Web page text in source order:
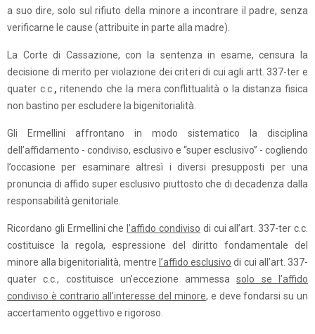
a suo dire, solo sul rifiuto della minore a incontrare il padre, senza
verificarne le cause (attribuite in parte alla madre).
La Corte di Cassazione, con la sentenza in esame, censura la
decisione di merito per violazione dei criteri di cui agli artt. 337-ter e
quater c.c. , ritenendo che la mera conflittualità o la distanza fisica
non bastino per escludere la bigenitorialità.
Gli Ermellini affrontano in modo sistematico la disciplina
dell’affidamento - condiviso, esclusivo e “super esclusivo” - cogliendo
l’occasione per esaminare altresì i diversi presupposti per una
pronuncia di affido super esclusivo piuttosto che di decadenza dalla
responsabilità genitoriale.
Ricordano gli Ermellini che l’affido condiviso di cui all’art. 337-ter c.c.
costituisce la regola, espressione del diritto fondamentale del
minore alla bigenitorialità, mentre l’affido esclusivo di cui all’art. 337-
quater c.c., costituisce un’eccezione ammessasolo se l’affido
condiviso è contrario all’interesse del minore, e deve fondarsi su un
accertamento oggettivo e rigoroso.